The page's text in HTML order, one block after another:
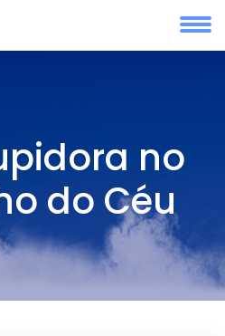
no
do Céu